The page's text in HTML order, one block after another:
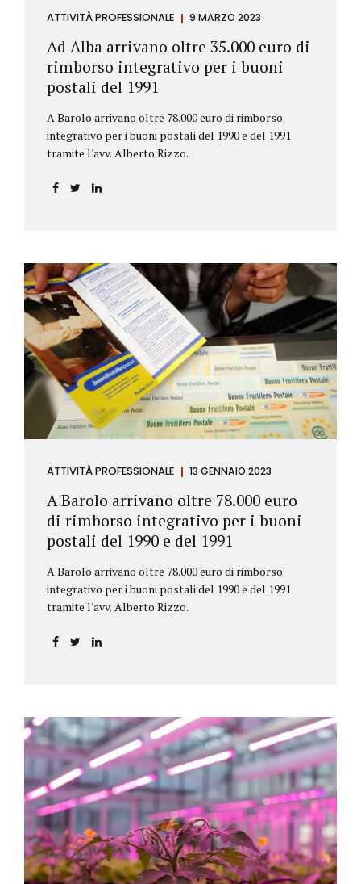
ATTIVITÀ PROFESSIONALE 9 MARZO 2023
Ad Alba arrivano oltre 35.000 euro di
rimborso integrativo per i buoni
postali del 1991
A Barolo arrivano oltre 78.000 euro di rimborso
integrativo per i buoni postali del 1990 e del 1991
tramite l'avv. Alberto Rizzo.
ATTIVITÀ PROFESSIONALE 13 GENNAIO 2023
A Barolo arrivano oltre 78.000 euro
di rimborso integrativo per i buoni
postali del 1990 e del 1991
A Barolo arrivano oltre 78.000 euro di rimborso
integrativo per i buoni postali del 1990 e del 1991
tramite l'avv. Alberto Rizzo.